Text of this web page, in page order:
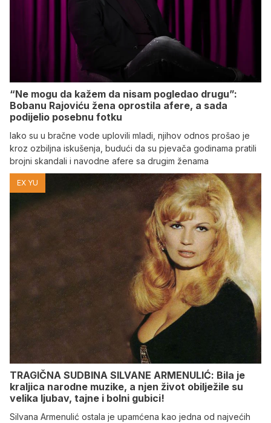
“Ne mogu da kažem da nisam pogledao drugu”:
Bobanu Rajoviću žena oprostila afere, a sada
podijelio posebnu fotku
Iako su u bračne vode uplovili mladi, njihov odnos prošao je
kroz ozbiljna iskušenja, budući da su pjevača godinama pratili
brojni skandali i navodne afere sa drugim ženama
EX YU
TRAGIČNA SUDBINA SILVANE ARMENULIĆ: Bila je
kraljica narodne muzike, a njen život obilježile su
velika ljubav, tajne i bolni gubici!
Silvana Armenulić ostala je upamćena kao jedna od najvećih